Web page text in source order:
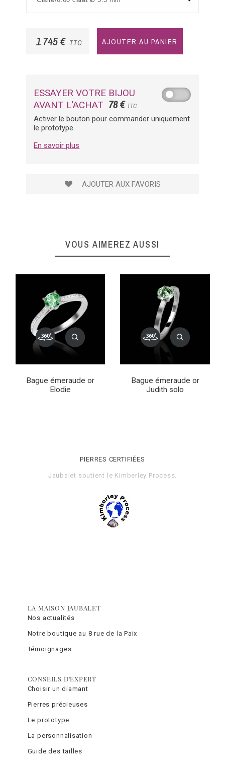
1 745 € TTC AJOUTER AU PANIER
ESSAYER VOTRE BIJOU
AVANT L’ACHAT 78 € TTC
Activer le bouton pour commander uniquement
le prototype.
En savoir plus
AJOUTER AUX FAVORIS
VOUS AIMEREZ AUSSI
Bague émeraude or
Elodie
Bague émeraude or
Judith solo
PIERRES CERTIFIÉES
Jaubalet soutient le Kimberley Process.
LA MAISON JAUBALET
Nos actualités
Notre boutique au 8 rue de la Paix
Témoignages
CONSEILS D'EXPERT
Choisir un diamant
Pierres précieuses
Le prototype
La personnalisation
Guide des tailles